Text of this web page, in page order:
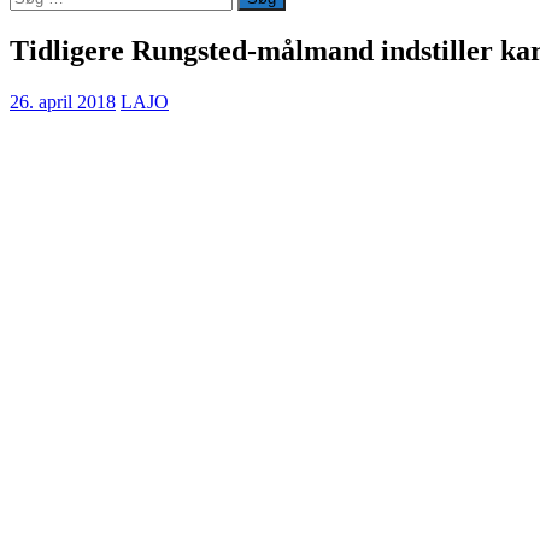
efter:
Tidligere Rungsted-målmand indstiller
26. april 2018 LAJO